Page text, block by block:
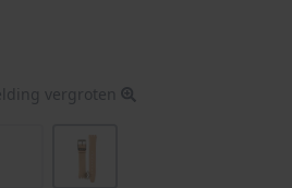
vergroten